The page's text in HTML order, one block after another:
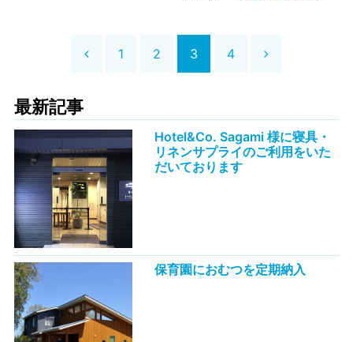
1 2 3 4
最新記事
Hotel&Co. Sagami 様に寝具・
リネンサプライのご利用をいた
だいております
保育園におむつを定期納入